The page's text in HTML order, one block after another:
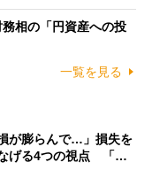
相の「円資産への投
一覧を見る
が膨らんで…」損失を
げる4つの視点 「…